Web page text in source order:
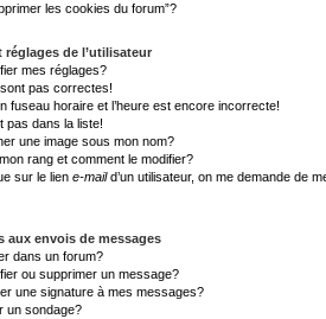
les cookies du forum”?
réglages de l’utilisateur
mes réglages?
pas correctes!
fuseau horaire et l’heure est encore incorrecte!
pas dans la liste!
une image sous mon nom?
rang et comment le modifier?
sur le lien e-maild’un utilisateur, on me demande de
aux envois de messages
dans un forum?
ou supprimer un message?
une signature à mes messages?
un sondage?